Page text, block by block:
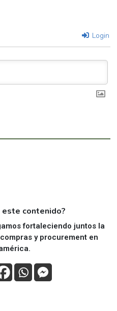
Login
este contenido?
fortaleciendo juntos la
y procurement en